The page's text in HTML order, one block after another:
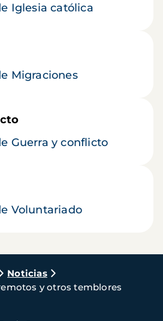
Iglesia católica
Migraciones
Guerra y conflicto
Voluntariado
Noticias
y otros temblores